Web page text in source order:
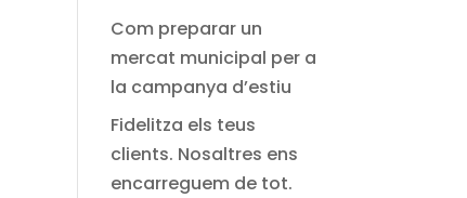
Com preparar un
mercat municipal per a
la campanya d’estiu
Fidelitza els teus
clients. Nosaltres ens
encarreguem de tot.